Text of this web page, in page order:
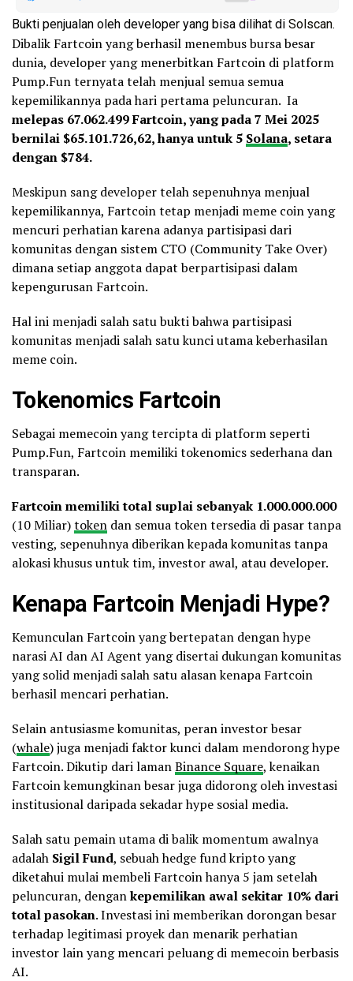
Bukti penjualan oleh developer yang bisa dilihat di Solscan.
Dibalik Fartcoin yang berhasil menembus bursa besar
dunia, developer yang menerbitkan Fartcoin di platform
Pump.Fun ternyata telah menjual semua semua
kepemilikannya pada hari pertama peluncuran. Ia
melepas 67.062.499 Fartcoin, yang pada 7 Mei 2025
bernilai $65.101.726,62, hanya untuk 5 Solana, setara
dengan $784.
Meskipun sang developer telah sepenuhnya menjual
kepemilikannya, Fartcoin tetap menjadi meme coin yang
mencuri perhatian karena adanya partisipasi dari
komunitas dengan sistem CTO (Community Take Over)
dimana setiap anggota dapat berpartisipasi dalam
kepengurusan Fartcoin.
Hal ini menjadi salah satu bukti bahwa partisipasi
komunitas menjadi salah satu kunci utama keberhasilan
meme coin.
Tokenomics Fartcoin
Sebagai memecoin yang tercipta di platform seperti
Pump.Fun, Fartcoin memiliki tokenomics sederhana dan
transparan.
Fartcoin memiliki total suplai sebanyak 1.000.000.000
(10 Miliar)token dan semua token tersedia di pasar tanpa
vesting, sepenuhnya diberikan kepada komunitas tanpa
alokasi khusus untuk tim, investor awal, atau developer.
Kenapa Fartcoin Menjadi Hype?
Kemunculan Fartcoin yang bertepatan dengan hype
narasi AI dan AI Agent yang disertai dukungan komunitas
yang solid menjadi salah satu alasan kenapa Fartcoin
berhasil mencari perhatian.
Selain antusiasme komunitas, peran investor besar
(whale) juga menjadi faktor kunci dalam mendorong hype
Fartcoin. Dikutip dari lamanBinance Square, kenaikan
Fartcoin kemungkinan besar juga didorong oleh investasi
institusional daripada sekadar hype sosial media.
Salah satu pemain utama di balik momentum awalnya
adalah Sigil Fund, sebuah hedge fund kripto yang
diketahui mulai membeli Fartcoin hanya 5 jam setelah
peluncuran, dengankepemilikan awal sekitar 10% dari
total pasokan. Investasi ini memberikan dorongan besar
terhadap legitimasi proyek dan menarik perhatian
investor lain yang mencari peluang di memecoin berbasis
AI.